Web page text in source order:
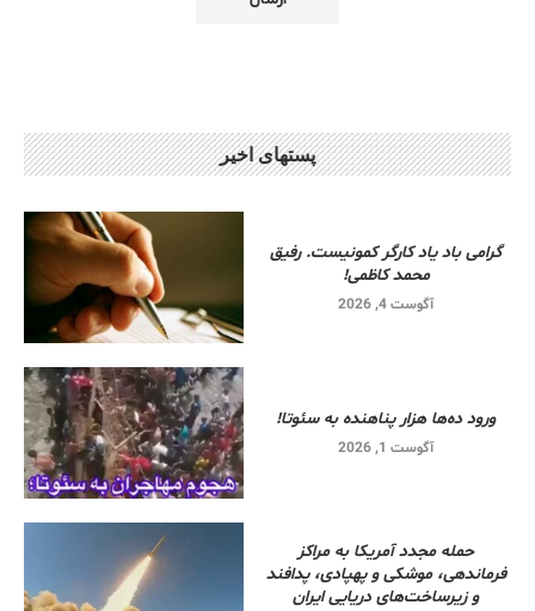
پستهای اخیر
گرامی باد یاد کارگر کمونیست. رفیق
محمد کاظمی!
آگوست 4, 2026
ورود ده‌ها هزار پناهنده به سئوتا!
آگوست 1, 2026
حمله مجدد آمریکا به مراکز
فرماندهی، موشکی و پهپادی، پدافند
و زیرساخت‌های دریایی ایران